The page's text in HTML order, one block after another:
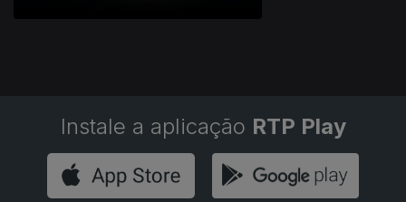
Instale a aplicação RTP Play